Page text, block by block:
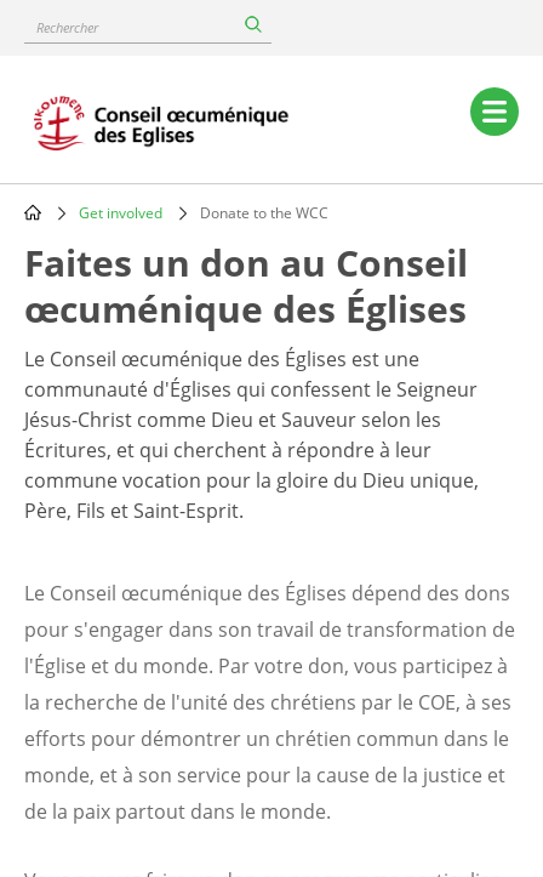
content
Rechercher
Main
navigation
Breadcrumb
Get involved Donate to the WCC
Faites un don au Conseil
œcuménique des Églises
Le Conseil œcuménique des Églises est une
communauté d'Églises qui confessent le Seigneur
Jésus-Christ comme Dieu et Sauveur selon les
Écritures, et qui cherchent à répondre à leur
commune vocation pour la gloire du Dieu unique,
Père, Fils et Saint-Esprit.
Le Conseil œcuménique des Églises dépend des dons
pour s'engager dans son travail de transformation de
l'Église et du monde. Par votre don, vous participez à
la recherche de l'unité des chrétiens par le COE, à ses
efforts pour démontrer un chrétien commun dans le
monde, et à son service pour la cause de la justice et
de la paix partout dans le monde.